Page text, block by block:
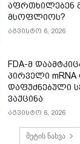
აფრთხილებენ
მსოფლიოს?
აგვისტო 6, 2026
FDA-მ
პირველი
დაფუძნებული
ვაქცინა
აგვისტო 6, 2026
მეტის ნახვა